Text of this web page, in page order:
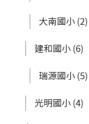
大南國小 (2)
建和國小 (6)
瑞源國小 (5)
光明國小 (4)